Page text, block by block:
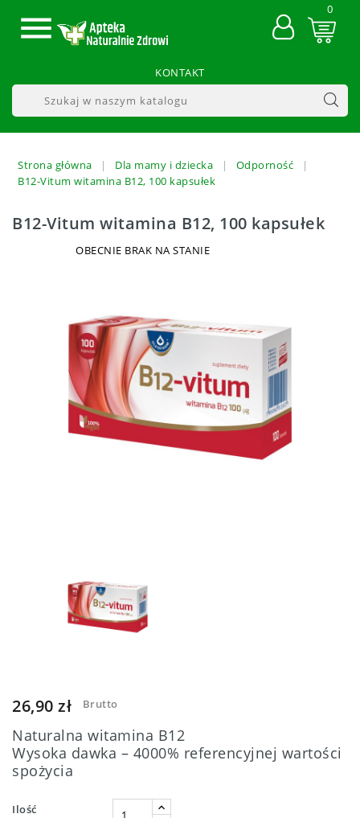
 0
KONTAKT
Strona główna Dla mamy i dziecka
Odporność
B12-Vitum witamina B12, 100 kapsułek
B12-Vitum witamina B12, 100 kapsułek
OBECNIE BRAK NA STANIE
26,90 zł Brutto
Naturalna witamina B12
Wysoka dawka – 4000% referencyjnej wartości
spożycia
Ilość